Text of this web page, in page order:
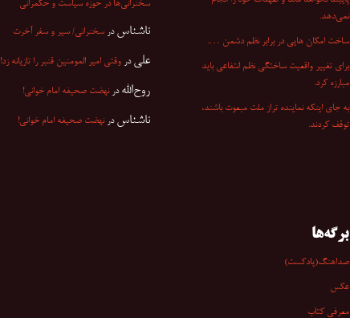
نمی‌دهد.
ساخت امکان هایی در برابر نظم دشمن ….
برای تغییر واقعیت ساختگی نظم انتفاعی باید
مبارزه کرد.
به جای اینکه نماینده تراز ملت مبعوث باشند،
توقف کردند.
سخنرانی‌ها در حوزه سیاست و حکمرانی
ناشناس در سخنرانی/ سیر و سفر آخرت
علی در وقتی امیر المومنین قنبر را تازیانه زد!
روح‌الله درنهضت صحیفه امام خوانی!
ناشناس درنهضت صحیفه امام خوانی!
برگه‌ها
صداهنگ(پادکست)
عکس
معرفی کتاب